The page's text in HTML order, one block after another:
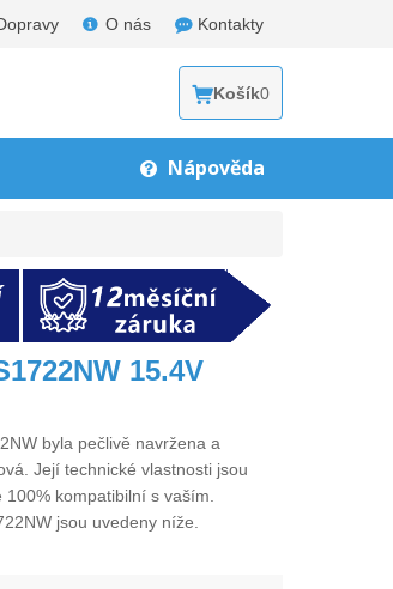
O nás Kontakty
Košík0
Nápověda
15.4V
byla pečlivě navržena a
Její technické vlastnosti jsou
kompatibilní s vaším.
jsou uvedeny níže.